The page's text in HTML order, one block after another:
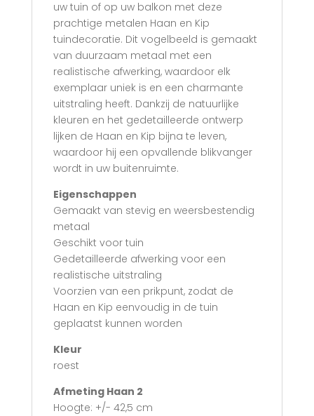
uw tuin of op uw balkon met deze
prachtige metalen Haan en Kip
tuindecoratie. Dit vogelbeeld is gemaakt
van duurzaam metaal met een
realistische afwerking, waardoor elk
exemplaar uniek is en een charmante
uitstraling heeft. Dankzij de natuurlijke
kleuren en het gedetailleerde ontwerp
lijken de Haan en Kip bijna te leven,
waardoor hij een opvallende blikvanger
wordt in uw buitenruimte.
Eigenschappen
Gemaakt van stevig en weersbestendig
metaal
Geschikt voor tuin
Gedetailleerde afwerking voor een
realistische uitstraling
Voorzien van een prikpunt, zodat de
Haan en Kip eenvoudig in de tuin
geplaatst kunnen worden
Kleur
roest
Afmeting Haan 2
Hoogte: +/- 42,5 cm